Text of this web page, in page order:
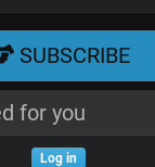
SUBSCRIBE
for you
Log in